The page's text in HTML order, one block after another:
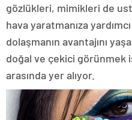
gözlükleri, mimikleri de
hava yaratmanıza
dolaşmanın avantajını
doğal ve çekici görünmek
arasında yer alıyor.